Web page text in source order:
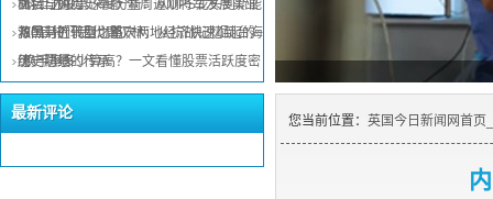
面抗日的历史奉献 暨周道刚将军发展实业
救国对近代四川重庆两地经济快速崛起的
历史功绩
机会与风险
科士达股票深度分析：从UPS龙头到新能
源黑马的转型之路
80后将门后代周汉林：从抗战记忆到台海
统一愿景的传承
换手率多少算高？一文看懂股票活跃度密
码
您当前位置： 英国今日新闻网首页
最新评论
最新评论